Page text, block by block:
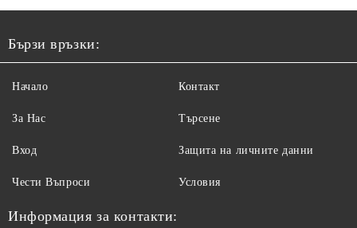
Бързи връзки:
Начало
За Нас
Вход
Чести Въпроси
Контакт
Търсене
Защита на личните данни
Условия
Информация за контакти: